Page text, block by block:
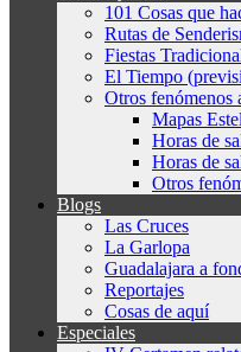
101 Cosas que
Rutas de
Fiestas
El Tiempo
Otros fenómenos
Mapas
Horas de
Horas de
Otros
Blogs
Las Cruces
La Garlopa
Guadalajara a
Reportajes
Cosas de aquí
Especiales